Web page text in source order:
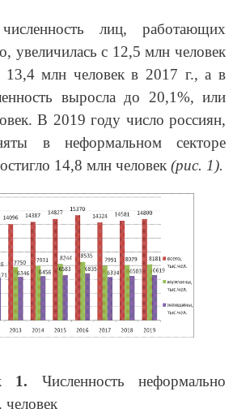
лиц, работающих
увеличилась с 12,5 млн человек
млн человек в 2017 г., а в
выросла до 20,1%, или
В 2019 году число россиян,
в неформальном секторе
14,8 млн человек (рис. 1).
1. Численность неформально
человек